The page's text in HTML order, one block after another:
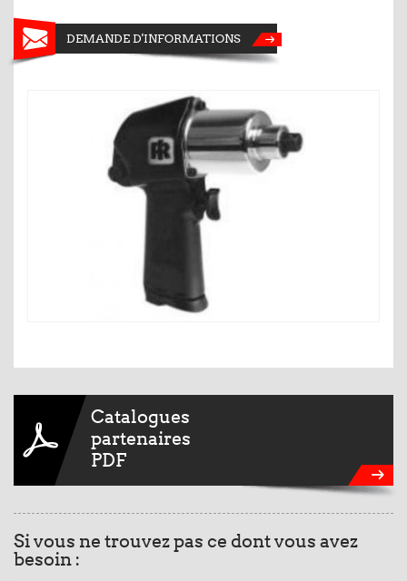
DEMANDE D'INFORMATIONS
Catalogues
partenaires
PDF
Si vous ne trouvez pas ce dont vous avez
besoin :